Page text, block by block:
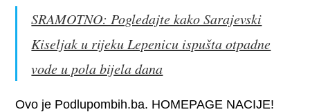
SRAMOTNO: Pogledajte kako Sarajevski
Kiseljak u rijeku Lepenicu ispušta otpadne
vode u pola bijela dana
Ovo je Podlupombih.ba. HOMEPAGE NACIJE!